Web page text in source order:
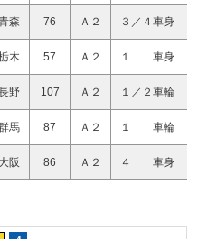
森 76 Ａ２ ３／４車身
木 57 Ａ２ １ 車身
野 107 Ａ２ １／２車輪
馬 87 Ａ２ １ 車輪
大阪 86 Ａ２ ４ 車身